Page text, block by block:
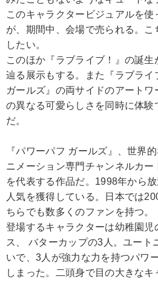
このキャラクタービジュアルを
が、期間中、会場で売られる。こ
したい。
このほか『ラブライブ！』の誕
辿る展示もする。また『ラブライ
ガールズ』の両サイドのアートワ
の異なる可愛らしさを同時に体験
だ。
『パワーパフ ガールズ』、世界
ニメーション専門チャンネルカー
を代表する作品だ。1998年から
人気を獲得している。日本では
ちらでも数多くのファンを持つ。
登場するキャラクターは幼稚園
ス、 バターカップの3人。ユート
いで、3人が強力な力を持つパワ
しまった。二頭身で目の大きな